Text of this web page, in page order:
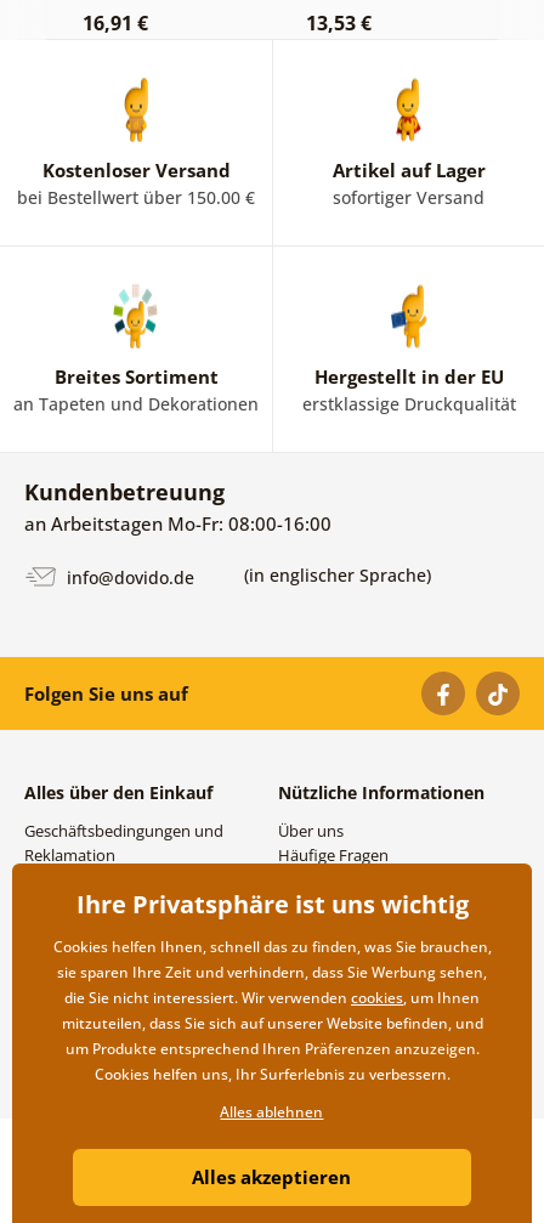
16,91 € 13,53 €
Kostenloser Versand
bei Bestellwert über 150.00 €
Artikel auf Lager
sofortiger Versand
Breites Sortiment
an Tapeten und Dekorationen
Hergestellt in der EU
erstklassige Druckqualität
Kundenbetreuung
an Arbeitstagen Mo-Fr: 08:00-16:00
info@dovido.de (in englischer Sprache)
Folgen Sie uns auf
Alles über den Einkauf
Geschäftsbedingungen und
Reklamation
Versand- und
Rücksendung der Ware
Nützliche Informationen
Über uns
Häufige Fragen
Großhandel und
Copyright ©2019 © Dovido.at.
Litvanyi.sk| Online-Shop erstellt von
Ihre Privatsphäre ist uns wichtig
Cookies helfen Ihnen, schnell das zu finden, was Sie brauchen,
sie sparen Ihre Zeit und verhindern, dass Sie Werbung sehen,
die Sie nicht interessiert. Wir verwenden cookies, um Ihnen
mitzuteilen, dass Sie sich auf unserer Website befinden, und
um Produkte entsprechend Ihren Präferenzen anzuzeigen.
Cookies helfen uns, Ihr Surferlebnis zu verbessern.
Alles ablehnen
Alles akzeptieren